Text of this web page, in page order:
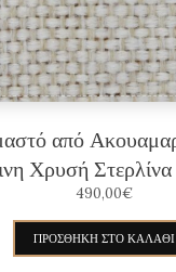
από
Χρυσή
490,00€
ΠΡΟΣΘΉΚΗ ΣΤΟ ΚΑΛΆΘΙ